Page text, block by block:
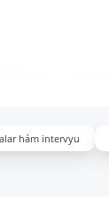
hám intervyu